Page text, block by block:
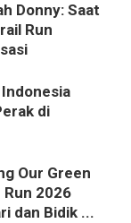
Donny: Saat
Run
di
Our Green
2026
dan Bidik ...